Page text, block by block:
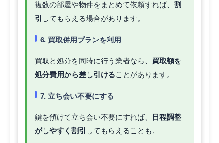
複数の部屋や物件をまとめて依頼すれば、 割
引 してもらえる場合があります。
6. 買取併用プランを利用
買取と処分を同時に行う業者なら、 買取額を
処分費用から差し引けることがあります。
7. 立ち会い不要にする
鍵を預けて立ち会い不要にすれば、
日程調整
がしやすく割引 してもらえることも。